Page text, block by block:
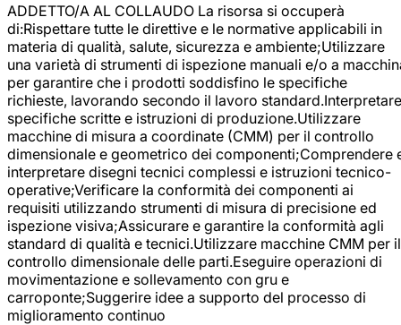
ADDETTO/A AL COLLAUDO La risorsa si occuperà
di:Rispettare tutte le direttive e le normative applicabili in
materia di qualità, salute, sicurezza e ambiente;Utilizzare
una varietà di strumenti di ispezione manuali e/o a
per garantire che i prodotti soddisfino le specifiche
richieste, lavorando secondo il lavoro standard.Interpretare
specifiche scritte e istruzioni di produzione.Utilizzare
macchine di misura a coordinate (CMM) per il controllo
dimensionale e geometrico dei componenti;Comprendere
interpretare disegni tecnici complessi e istruzioni tecnico-
operative;Verificare la conformità dei componenti ai
requisiti utilizzando strumenti di misura di precisione ed
ispezione visiva;Assicurare e garantire la conformità agli
standard di qualità e tecnici.Utilizzare macchine CMM per il
controllo dimensionale delle parti.Eseguire operazioni di
movimentazione e sollevamento con gru e
carroponte;Suggerire idee a supporto del processo di
miglioramento continuo